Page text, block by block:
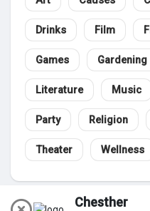
Drinks Film
Games Gardening
Literature Music
Party Religion
Theater Wellness
Chesther